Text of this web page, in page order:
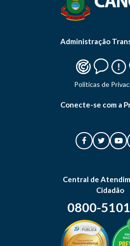
Administração
Politicas de
Conecte-se com a
Central de
Cidadão
0800-